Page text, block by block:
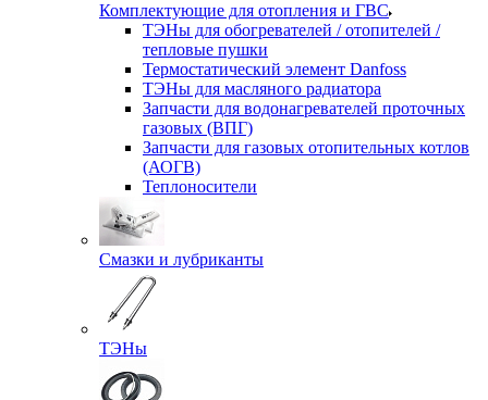
Комплектующие для отопления и ГВС
ТЭНы для обогревателей / отопителей /
тепловые пушки
Термостатический элемент Danfoss
ТЭНы для масляного радиатора
Запчасти для водонагревателей проточных
газовых (ВПГ)
Запчасти для газовых отопительных котлов
(АОГВ)
Теплоносители
Смазки и лубриканты
ТЭНы